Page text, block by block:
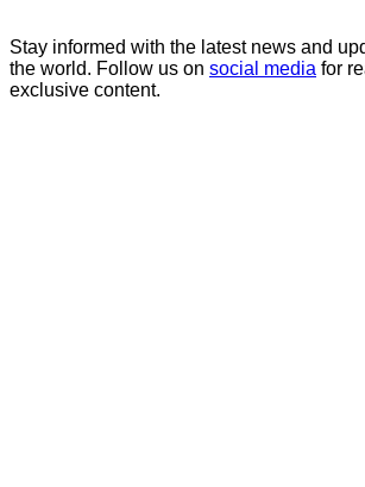
Stay informed with the latest news and
the world. Follow us on social media for
exclusive content.